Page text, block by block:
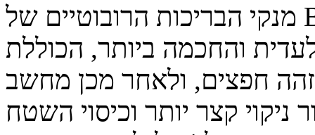
מנקי הבריכות הרובוטיים של BWT נעים ומנקים במהירות. הם
והחכמה ביותר, הכוללת
חפצים, ולאחר מכן מחשב
קצר יותר וכיסוי השטח